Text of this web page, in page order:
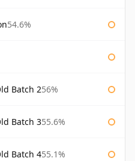
54.6%
Batch 256%
Batch 355.6%
Batch 455.1%